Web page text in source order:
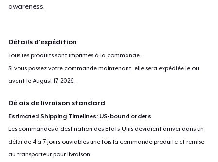
awareness.
Détails d'expédition
Tous les produits sont imprimés à la commande.
Si vous passez votre commande maintenant, elle sera expédiée le ou
avant leAugust 17, 2026.
Délais de livraison standard
Estimated Shipping Timelines: US-bound orders
Les commandes à destination des États-Unis devraient arriver dans un
délai de 4 à 7 jours ouvrables une fois la commande produite et remise
au transporteur pour livraison.